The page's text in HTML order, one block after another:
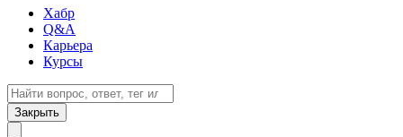
Хабр
Q&A
Карьера
Курсы
Закрыть